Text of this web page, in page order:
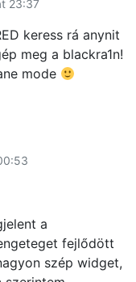
23:37
keress rá anynit
meg a blackra1n!
mode
a
fejlődött
szép widget,